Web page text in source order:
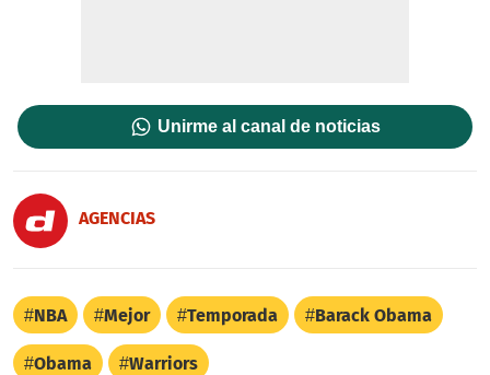
Unirme al canal de noticias
AGENCIAS
NBA Mejor Temporada Barack Obama
Obama Warriors